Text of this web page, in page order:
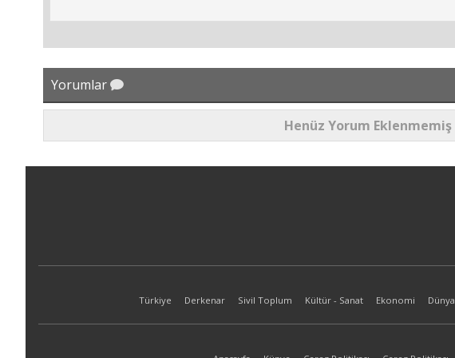
Yorumlar
Henüz Yorum Eklenmemiş
Türkiye Derkenar Sivil Toplum Kültür - Sanat Ekonomi Dünya